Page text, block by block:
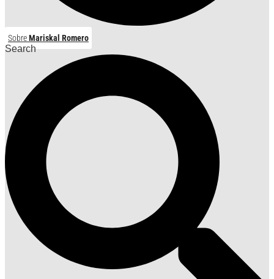
SobreMariskal Romero
Search